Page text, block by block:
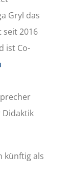
Gryl das
2016
ist Co-
Didaktik
künftig als